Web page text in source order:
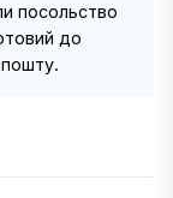
посольство
до